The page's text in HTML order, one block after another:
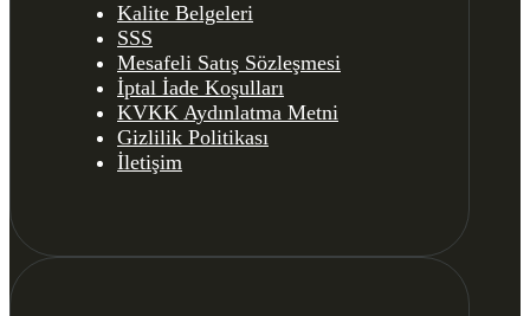
Kalite Belgeleri
SSS
Mesafeli Satış Sözleşmesi
İptal İade Koşulları
KVKK Aydınlatma Metni
Gizlilik Politikası
İletişim